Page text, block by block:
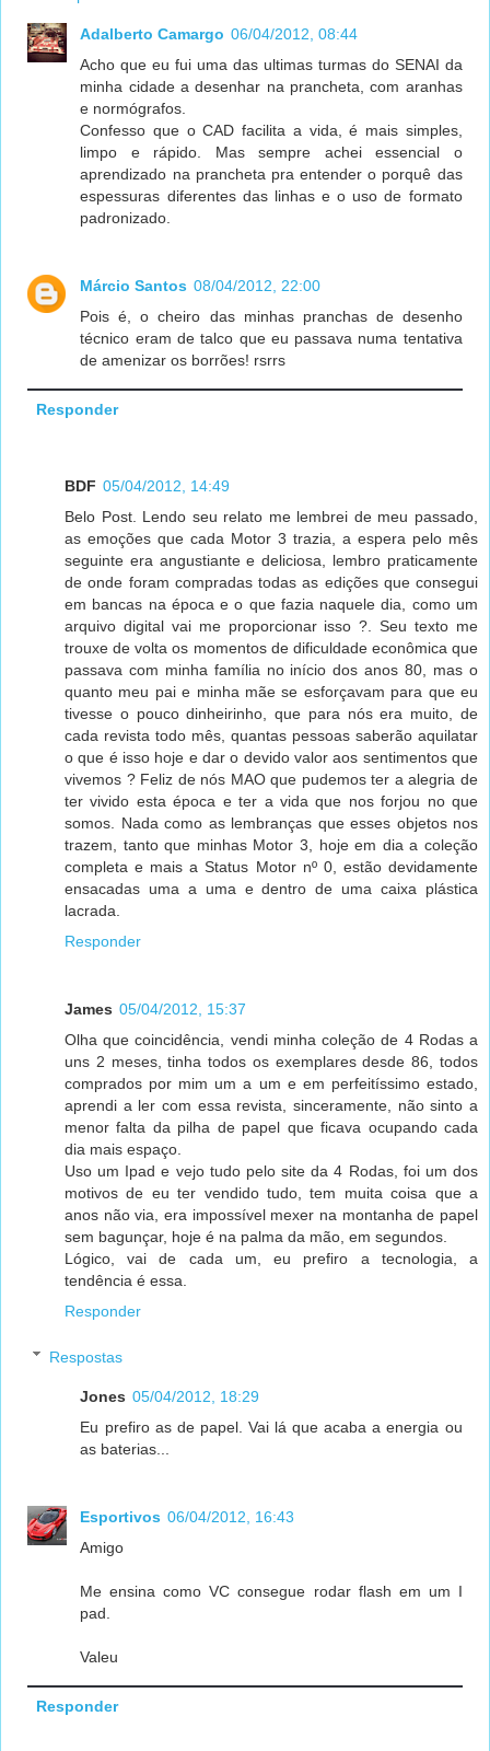
Adalberto Camargo 06/04/2012, 08:44
Acho que eu fui uma das ultimas turmas do SENAI da
minha cidade a desenhar na prancheta, com aranhas
e normógrafos.
Confesso que o CAD facilita a vida, é mais simples,
limpo e rápido. Mas sempre achei essencial o
aprendizado na prancheta pra entender o porquê das
espessuras diferentes das linhas e o uso de formato
padronizado.
Márcio Santos 08/04/2012, 22:00
Pois é, o cheiro das minhas pranchas de desenho
técnico eram de talco que eu passava numa tentativa
de amenizar os borrões! rsrrs
Responder
BDF 05/04/2012, 14:49
Belo Post. Lendo seu relato me lembrei de meu passado,
as emoções que cada Motor 3 trazia, a espera pelo mês
seguinte era angustiante e deliciosa, lembro praticamente
de onde foram compradas todas as edições que consegui
em bancas na época e o que fazia naquele dia, como um
arquivo digital vai me proporcionar isso ?. Seu texto me
trouxe de volta os momentos de dificuldade econômica que
passava com minha família no início dos anos 80, mas o
quanto meu pai e minha mãe se esforçavam para que eu
tivesse o pouco dinheirinho, que para nós era muito, de
cada revista todo mês, quantas pessoas saberão aquilatar
o que é isso hoje e dar o devido valor aos sentimentos que
vivemos ? Feliz de nós MAO que pudemos ter a alegria de
ter vivido esta época e ter a vida que nos forjou no que
somos. Nada como as lembranças que esses objetos nos
trazem, tanto que minhas Motor 3, hoje em dia a coleção
completa e mais a Status Motor nº 0, estão devidamente
ensacadas uma a uma e dentro de uma caixa plástica
lacrada.
Responder
James 05/04/2012, 15:37
Olha que coincidência, vendi minha coleção de 4 Rodas a
uns 2 meses, tinha todos os exemplares desde 86, todos
comprados por mim um a um e em perfeitíssimo estado,
aprendi a ler com essa revista, sinceramente, não sinto a
menor falta da pilha de papel que ficava ocupando cada
dia mais espaço.
Uso um Ipad e vejo tudo pelo site da 4 Rodas, foi um dos
motivos de eu ter vendido tudo, tem muita coisa que a
anos não via, era impossível mexer na montanha de papel
sem bagunçar, hoje é na palma da mão, em segundos.
Lógico, vai de cada um, eu prefiro a tecnologia, a
tendência é essa.
Responder
Respostas
Jones 05/04/2012, 18:29
Eu prefiro as de papel. Vai lá que acaba a energia ou
as baterias...
Esportivos 06/04/2012, 16:43
Amigo
Me ensina como VC consegue rodar flash em um I
pad.
Valeu
Responder